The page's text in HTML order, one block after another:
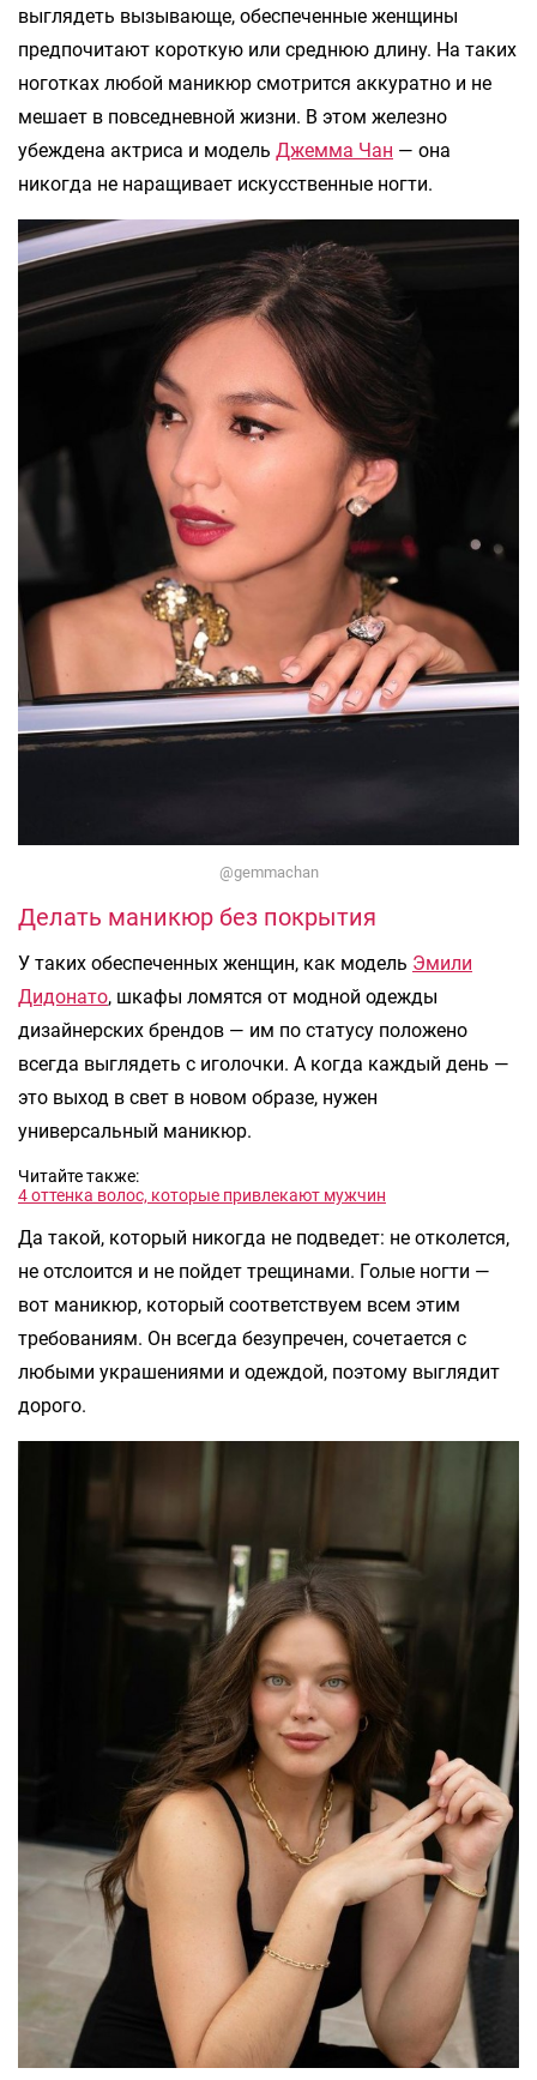
выглядеть вызывающе, обеспеченные женщины
предпочитают короткую или среднюю длину. На таких
ноготках любой маникюр смотрится аккуратно и не
мешает в повседневной жизни. В этом железно
убеждена актриса и модель Джемма Чан — она
никогда не наращивает искусственные ногти.
@gemmachan
Делать маникюр без покрытия
У таких обеспеченных женщин, как модель Эмили
Дидонато, шкафы ломятся от модной одежды
дизайнерских брендов — им по статусу положено
всегда выглядеть с иголочки. А когда каждый день —
это выход в свет в новом образе, нужен
универсальный маникюр.
Читайте также:
4 оттенка волос, которые привлекают мужчин
Да такой, который никогда не подведет: не отколется,
не отслоится и не пойдет трещинами. Голые ногти —
вот маникюр, который соответствуем всем этим
требованиям. Он всегда безупречен, сочетается с
любыми украшениями и одеждой, поэтому выглядит
дорого.